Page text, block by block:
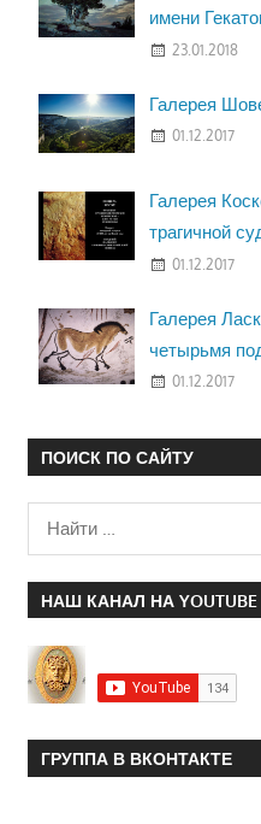
имени
23.01.2018
Галерея
01.12.2017
Галерея
трагичной
01.12.2017
Галерея
четырьмя
01.12.2017
ПОИСК ПО САЙТУ
НАШ КАНАЛ НА YOUTUBE
ГРУППА В ВКОНТАКТЕ